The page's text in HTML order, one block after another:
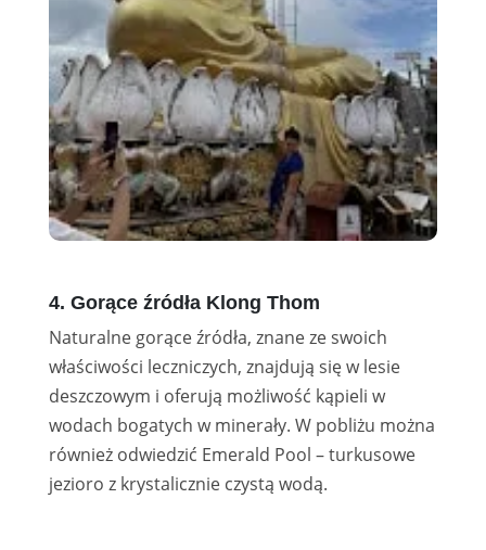
4. Gorące źródła Klong Thom
Naturalne gorące źródła, znane ze swoich
właściwości leczniczych, znajdują się w lesie
deszczowym i oferują możliwość kąpieli w
wodach bogatych w minerały. W pobliżu można
również odwiedzić Emerald Pool – turkusowe
jezioro z krystalicznie czystą wodą.